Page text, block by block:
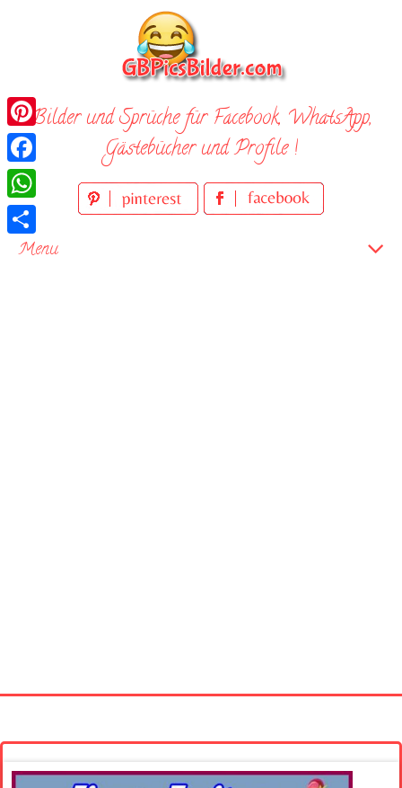
Bilder und Sprüche für Facebook, WhatsApp,
Gästebücher und Profile !
Menu
Pinterest
Facebook
WhatsApp
Teilen